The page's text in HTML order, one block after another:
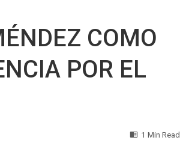
COMO
POR EL
1 Min Read